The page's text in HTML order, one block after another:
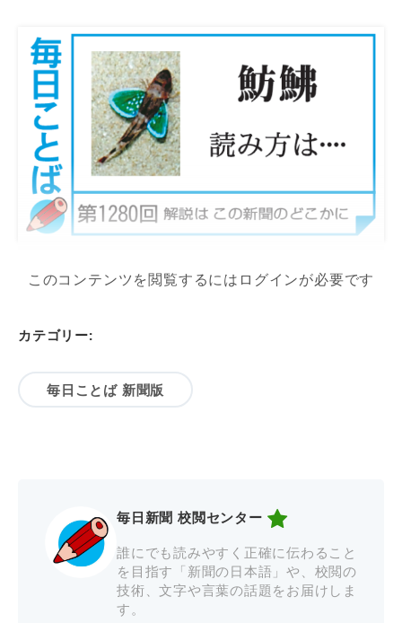
このコンテンツを閲覧するにはログインが必要です
カテゴリー:
毎日ことば 新聞版
毎日新聞 校閲センター
誰にでも読みやすく正確に伝わること
を目指す「新聞の日本語」や、校閲の
技術、文字や言葉の話題をお届けしま
す。